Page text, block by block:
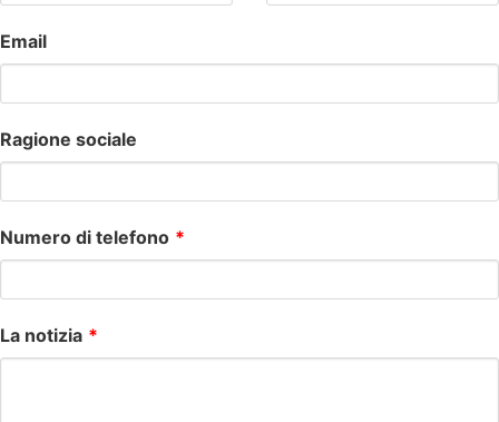
blank
Email
Ragione sociale
Numero di telefono
La notizia